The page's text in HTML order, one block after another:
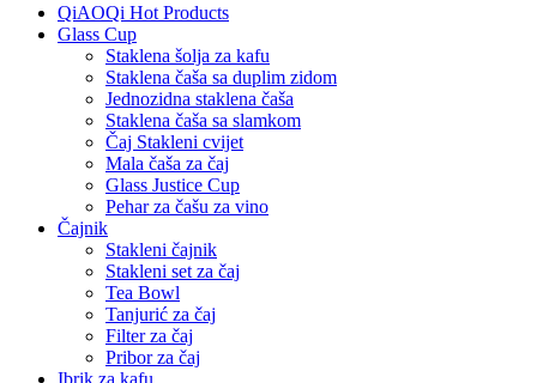
QiAOQi Hot Products
Glass Cup
Staklena šolja za kafu
Staklena čaša sa duplim zidom
Jednozidna staklena čaša
Staklena čaša sa slamkom
Čaj Stakleni cvijet
Mala čaša za čaj
Glass Justice Cup
Pehar za čašu za vino
Čajnik
Stakleni čajnik
Stakleni set za čaj
Tea Bowl
Tanjurić za čaj
Filter za čaj
Pribor za čaj
Ibrik za kafu